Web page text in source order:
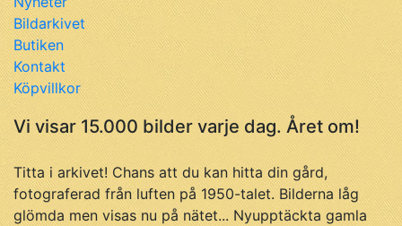
Bildarkivet
Butiken
Kontakt
Köpvillkor
Vi visar 15.000 bilder varje dag. Året om!
Titta i arkivet! Chans att du kan hitta din gård,
fotograferad från luften på 1950-talet. Bilderna låg
glömda men visas nu på nätet... Nyupptäckta gamla